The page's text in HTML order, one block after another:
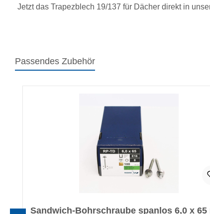
Jetzt das Trapezblech 19/137 für Dächer direkt in
Passendes Zubehör
Sandwich-Bohrschraube spanlos 6,0 x 65